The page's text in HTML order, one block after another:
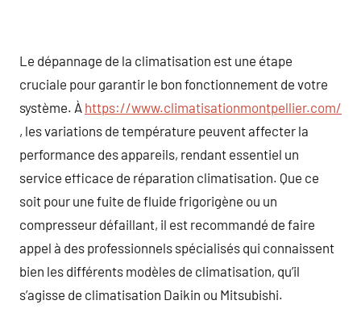
Le dépannage de la climatisation est une étape
cruciale pour garantir le bon fonctionnement de votre
système. À https://www.climatisationmontpellier.com/
, les variations de température peuvent affecter la
performance des appareils, rendant essentiel un
service efficace de réparation climatisation. Que ce
soit pour une fuite de fluide frigorigène ou un
compresseur défaillant, il est recommandé de faire
appel à des professionnels spécialisés qui connaissent
bien les différents modèles de climatisation, qu’il
s’agisse de climatisation Daikin ou Mitsubishi.